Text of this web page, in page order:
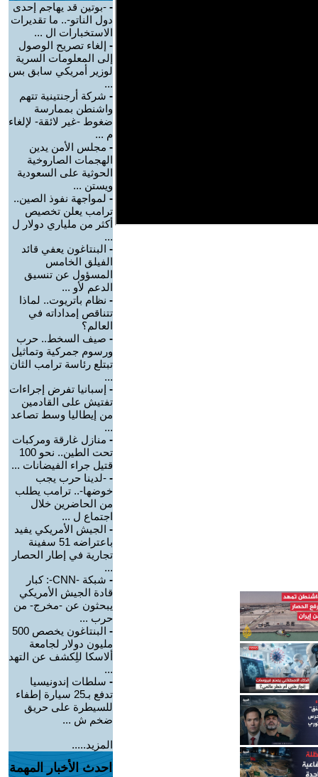
- -بوتين قد يهاجم إحدى
دول الناتو-.. ما تقديرات
الاستخبارات ال ...
- إلغاء تصريح الوصول
إلى المعلومات السرية
لوزير أمريكي سابق بس
...
- شركة أرجنتينية تتهم
واشنطن بممارسة
ضغوط -غير لائقة- لإلغاء
م ...
- مجلس الأمن يدين
الهجمات الصاروخية
الحوثية على السعودية
ويستن ...
- لمواجهة نفوذ الصين..
ترامب يعلن تخصيص
أكثر من ملياري دولار ل
...
- البنتاغون يعفي قائد
الفيلق الخامس
المسؤول عن تنسيق
الدعم لأو ...
- نظام باتريوت.. لماذا
تتناقص إمداداته في
العالم؟
- صيف السخط.. حرب
ورسوم جمركية وتماثيل
تبتلع رئاسة ترامب الثان
...
- إسبانيا تفرض إجراءات
تفتيش على القادمين
من إيطاليا وسط تصاعد
...
- منازل غارقة ومركبات
تحت الطين.. نحو 100
قتيل جراء الفيضانات ...
- -لدينا حرب يجب
خوضها-.. ترامب يطلب
من الحاضرين خلال
اجتماع ل ...
- الجيش الأمريكي يفيد
باعتراضه 51 سفينة
تجارية في إطار الحصار
...
-
شبكة -CNN-: كبار
قادة الجيش الأمريكي
يبحثون عن -مخرج- من
حرب ...
-
البنتاغون يخصص 500
مليون دولار لجامعة
ألاسكا للِكشف عن التهد
...
- سلطات إندونيسيا
تدفع بـ25 سيارة إطفاء
للسيطرة على حريق
ضخم ش ...
المزيد.....
احدث الأخبار المهمة